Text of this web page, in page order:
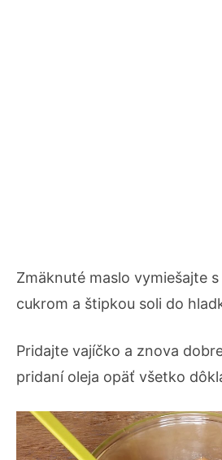
Zmäknuté maslo vymiešajte
cukrom a štipkou soli do
Pridajte vajíčko a znova
pridaní oleja opäť všetko